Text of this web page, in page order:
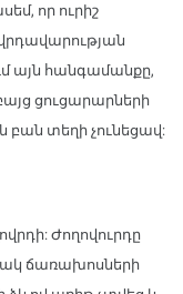
որ ուրիշ
այն հանգամանքը,
ցուցարարների
բան տեղի չունեցավ:
Ժողովուրդը
ճառախոսների